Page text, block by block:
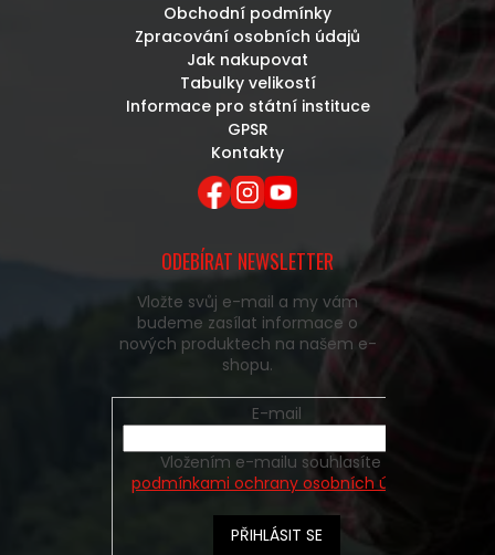
Obchodní podmínky
Zpracování osobních údajů
Jak nakupovat
Tabulky velikostí
Informace pro státní instituce
GPSR
Kontakty
ODEBÍRAT NEWSLETTER
Vložte svůj e-mail a my vám
budeme zasílat informace o
nových produktech na našem e-
shopu.
E-mail
podmínkami ochrany osobních údajů
PŘIHLÁSIT SE